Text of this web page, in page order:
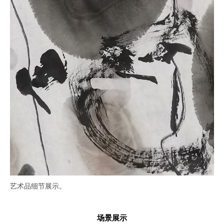
艺术品细节展示。
场景展示